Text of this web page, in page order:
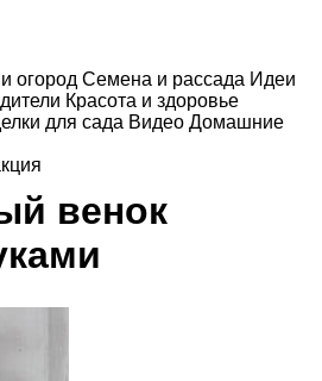
огород Семена и рассада Идеи
Красота и здоровье
для сада Видео Домашние
венок